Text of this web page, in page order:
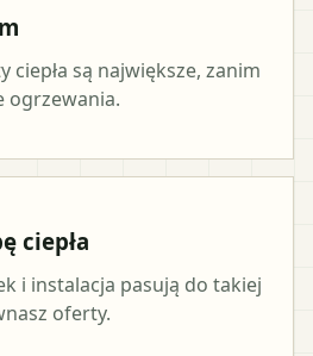
są największe, zanim
ogrzewania.
ciepła
i instalacja pasują do takiej
oferty.